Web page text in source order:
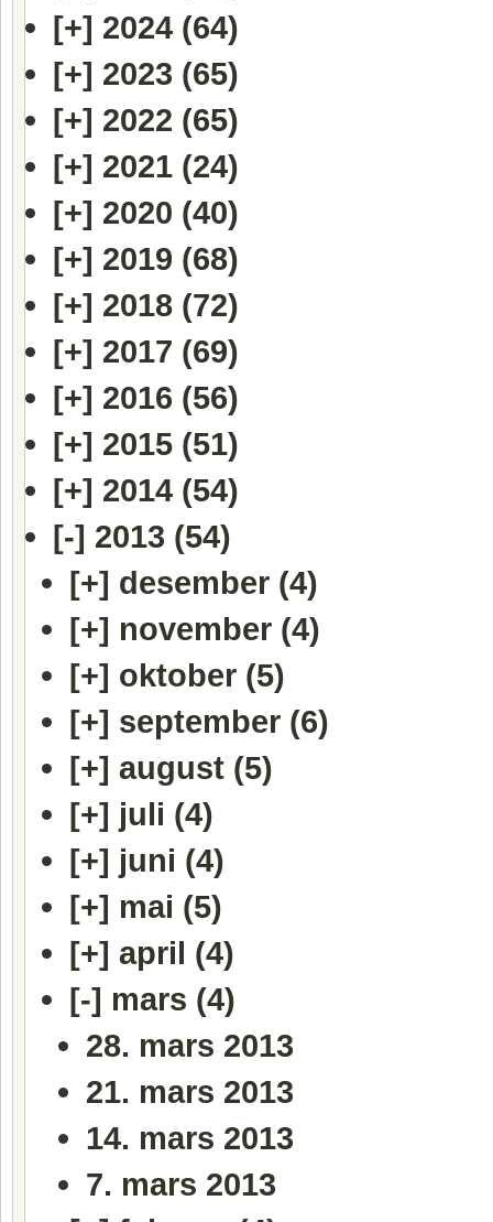
[+] 2024 (64)
[+] 2023 (65)
[+] 2022 (65)
[+] 2021 (24)
[+] 2020 (40)
[+] 2019 (68)
[+] 2018 (72)
[+] 2017 (69)
[+] 2016 (56)
[+] 2015 (51)
[+] 2014 (54)
[-] 2013 (54)
[+] desember (4)
[+] november (4)
[+] oktober (5)
[+] september (6)
[+] august (5)
[+] juli (4)
[+] juni (4)
[+] mai (5)
[+] april (4)
[-] mars (4)
28. mars 2013
21. mars 2013
14. mars 2013
7. mars 2013